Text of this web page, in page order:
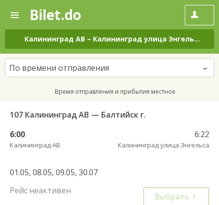
—
Поиск
и
покупка
билетов
на
автобус
онлайн
Bilet.do
Калининград АВ – Калининград улица Энгельса
По времени отправления
Время отправления и прибытия местное
107 Калининград АВ — Балтийск г.
6:00
Калининград АВ
6:22
Калининград улица Энгельса
01.05, 08.05, 09.05, 30.07
Рейс неактивен
Выбрать